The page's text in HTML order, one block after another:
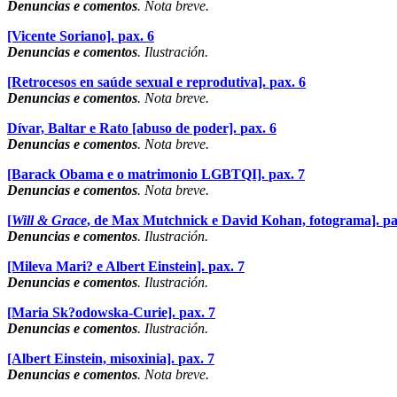
Denuncias e comentos. Nota breve.
[Vicente Soriano]. pax. 6
Denuncias e comentos. Ilustración.
[Retrocesos en saúde sexual e reprodutiva]. pax. 6
Denuncias e comentos. Nota breve.
Dívar, Baltar e Rato [abuso de poder]. pax. 6
Denuncias e comentos. Nota breve.
[Barack Obama e o matrimonio LGBTQI]. pax. 7
Denuncias e comentos. Nota breve.
[Will & Grace, de Max Mutchnick e David Kohan, fotograma].
Denuncias e comentos. Ilustración.
[Mileva Mari? e Albert Einstein]. pax. 7
Denuncias e comentos. Ilustración.
[Maria Sk?odowska-Curie]. pax. 7
Denuncias e comentos. Ilustración.
[Albert Einstein, misoxinia]. pax. 7
Denuncias e comentos. Nota breve.